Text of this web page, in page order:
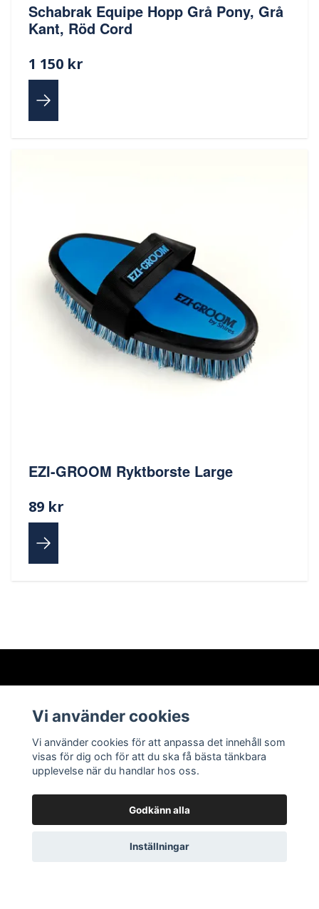
Schabrak Equipe Hopp Grå Pony, Grå
Kant, Röd Cord
1 150 kr
EZI-GROOM Ryktborste Large
89 kr
Läs mer
Kontakt
Storleksguide
Vi använder cookies
Vi använder cookies för att anpassa det innehåll som
visas för dig och för att du ska få bästa tänkbara
upplevelse när du handlar hos oss.
Godkänn alla
Inställningar